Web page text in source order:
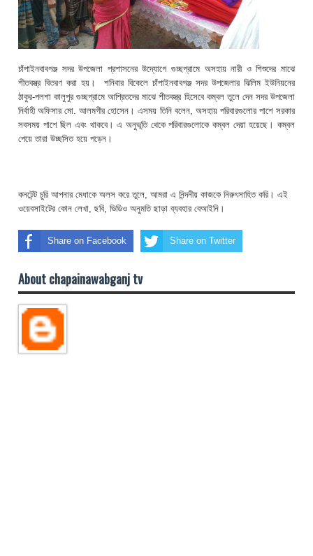
চাঁপাইনবাবগঞ্জ সদর উপজেলা প্রশাসনের উদ্যোগে গুচ্ছগ্রামে অসহায় নারী ও শিশুদের মাঝে
শীতবস্ত্র বিতরণ করা হয়। শনিবার বিকেলে চাঁপাইনবাবগঞ্জ সদর উপজেলার ঝিলিম ইউনিয়নের
ঠাকুর-পলশা কালুপুর গুচ্ছগ্রামে আশ্রিতদের মাঝে শীতবস্ত্র হিসেবে কম্বল তুলে দেন সদর উপজেলা
নির্বাহী অফিসার মো. আলমগীর হোসেন। এসময় তিনি বলেন, অসহায় পরিবারগুলোর পাশে সরকার
সবসময় পাশে ছিল এবং থাকবে। এ অনুভূতি থেকে পরিবারগুলোকে কম্বল দেয়া হয়েছে। কম্বল
পেয়ে তারা উচ্ছসিত হয়ে পড়েন।
কনটেন্ট চুরি আপনার মেধাকে অলস করে তুলে, আমরা এ নিন্দনীয় কাজকে নিরুৎসাহিত করি। এই
ওয়েবসাইটের কোন লেখা, ছবি, ভিডিও অনুমতি ছাড়া ব্যবহার বেআইনি।
Share on Facebook Share on Twitter
About chapainawabganj tv